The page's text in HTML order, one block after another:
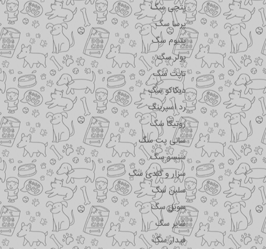
پتچی سگ
پرسا سگ
پتیوم سگ
پولر سگ
تاپت سگ
دیکاکو سگ
رد اسپرینگ
روتیکا سگ
سانی پت سگ
سنسو سگ
سزار و کندی سگ
سلبن سگ
سویل سگ
شایر سگ
فیدار سگ